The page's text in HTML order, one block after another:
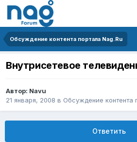
Обсуждение контента портала Nag.Ru
Внутрисетевое
Автор: Navu
21 января, 2008 в Обсуждение контента
Ответить